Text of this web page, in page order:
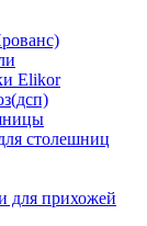
Elikor
столешниц
для прихожей